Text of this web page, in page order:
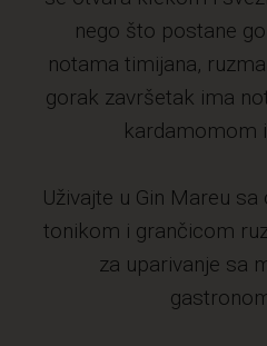
nego što postane
notama timijana,
gorak završetak ima
kardamomom
Uživajte u Gin Mareu
tonikom i grančicom
za uparivanje sa